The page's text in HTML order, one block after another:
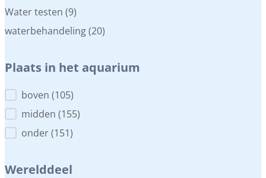
Water testen (9)
waterbehandeling(20)
Plaats in het aquarium
Plaats in het aquarium
boven (105)
midden (155)
onder(151)
Werelddeel